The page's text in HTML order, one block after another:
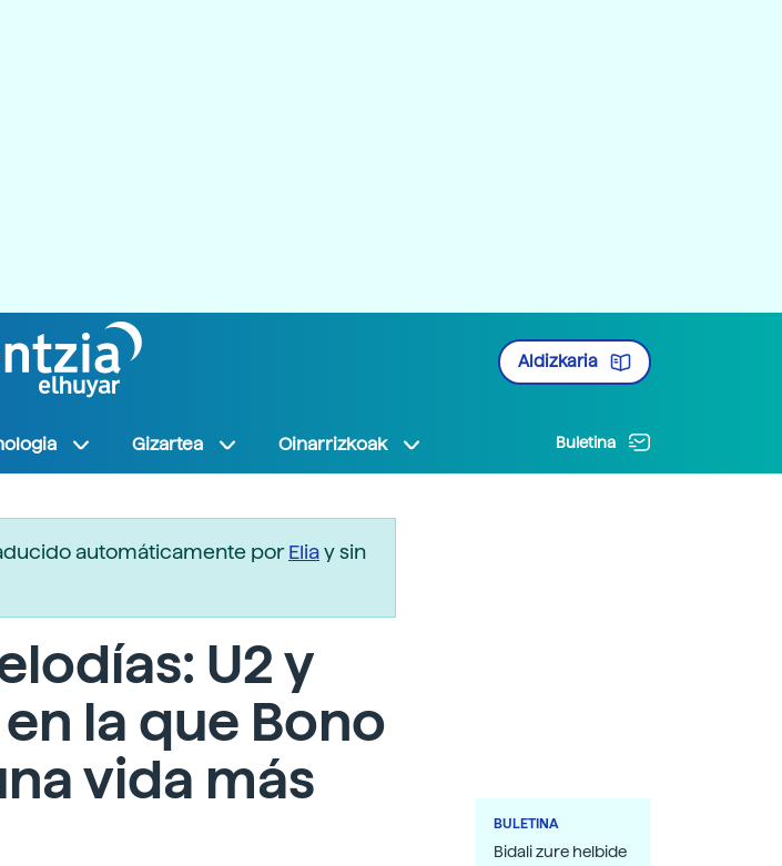
Aldizkaria
Gizartea Oinarrizkoak Buletina
automáticamente porEliay sin
U2 y
la que Bono
vida más
BULETINA
Bidali zure helbide